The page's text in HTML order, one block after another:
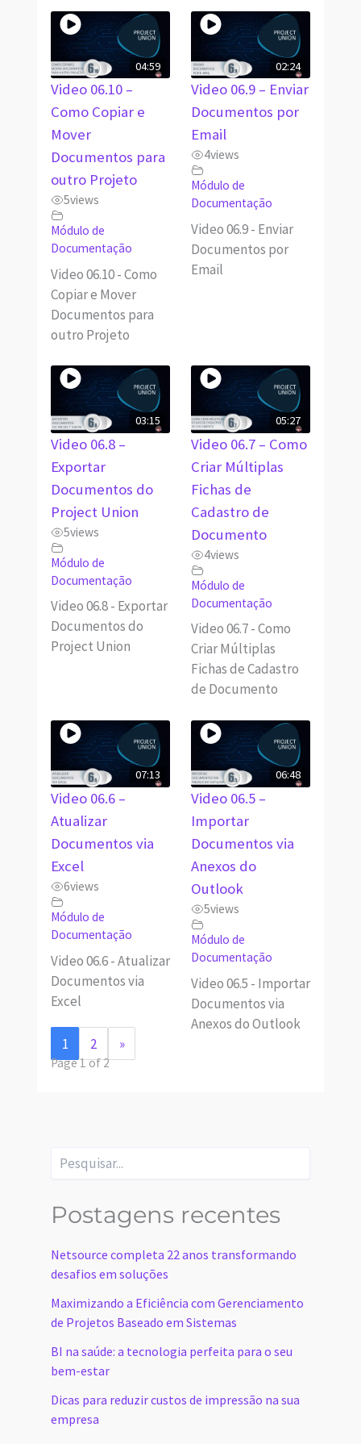
04:59
Video 06.10 –
Como Copiar e
Mover
Documentos para
outro Projeto
5views
Módulo de
Documentação
Video 06.10 - Como
Copiar e Mover
Documentos para
outro Projeto
02:24
Video 06.9 – Enviar
Documentos por
Email
4views
Módulo de
Documentação
Video 06.9 - Enviar
Documentos por
Email
03:15
Video 06.8 –
Exportar
Documentos do
Project Union
5views
Módulo de
Documentação
Video 06.8 - Exportar
Documentos do
Project Union
05:27
Video 06.7 – Como
Criar Múltiplas
Fichas de
Cadastro de
Documento
4views
Módulo de
Documentação
Video 06.7 - Como
Criar Múltiplas
Fichas de Cadastro
de Documento
07:13
Video 06.6 –
Atualizar
Documentos via
Excel
6views
Módulo de
Documentação
Video 06.6 - Atualizar
Documentos via
Excel
06:48
Video 06.5 –
Importar
Documentos via
Anexos do
Outlook
5views
Módulo de
Documentação
Video 06.5 - Importar
Documentos via
Anexos do Outlook
1
2 »
Page 1 of 2
Video 06.3 – Importar
Documentos via
Upload
PorNetsource/3 de maio de 2022